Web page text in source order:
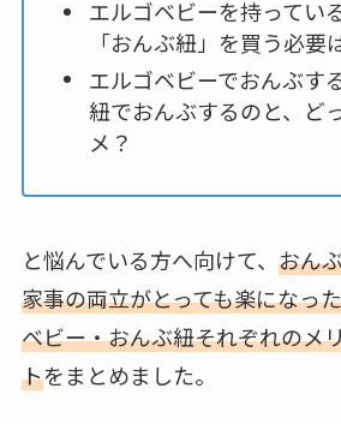
エルゴベビーを持ってい
「おんぶ紐」を買う必要
エルゴベビーでおんぶす
紐でおんぶするのと、ど
メ？
と悩んでいる方へ向けて、 おん
家事の両立がとっても楽になっ
ベビー・おんぶ紐それぞれのメ
トをまとめました。